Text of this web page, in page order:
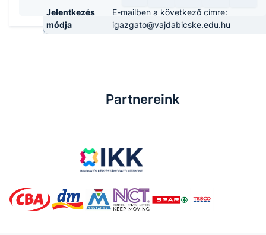
Jelentkezés
módja
E-mailben a következő címre:
igazgato@vajdabicske.edu.hu
Partnereink